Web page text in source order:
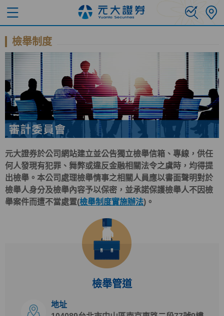
檢舉制度
元大證券於公司網站建立並公告獨立檢舉信箱、專線，供任
何人發現有犯罪、舞弊或違反金融相關法令之虞時，均得提
出檢舉。本公司處理檢舉情事之相關人員應以書面聲明對於
檢舉人身分及檢舉內容予以保密，並承諾保護檢舉人不因檢
舉案件而遭不當處置(檢舉制度實施辦法)。
檢舉管道
地址